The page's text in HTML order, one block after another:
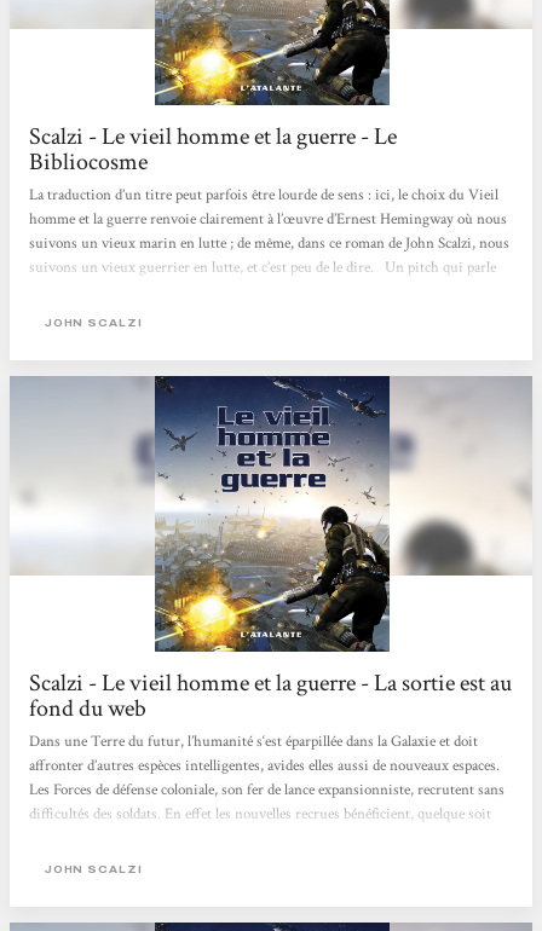
Scalzi - Le vieil homme et la guerre - Le
Bibliocosme
La traduction d’un titre peut parfois être lourde de sens : ici, le choix du Vieil
homme et la guerre renvoie clairement à l’œuvre d’Ernest Hemingway où nous
suivons un vieux marin en lutte ; de même, dans ce roman de John Scalzi, nous
suivons un vieux guerrier en lutte, et c’est peu de le dire. Un pitch qui parle
allé sur la tombe de ma femme. Puis je me suis engagé. » Il faut dire que
vieillissante de la Terre en s’engageant...
JOHN SCALZI
Scalzi - Le vieil homme et la guerre - La sortie est au
fond du web
Dans une Terre du futur, l’humanité s‘est éparpillée dans la Galaxie et doit
affronter d’autres espèces intelligentes, avides elles aussi de nouveaux espaces.
Les Forces de défense coloniale, son fer de lance expansionniste, recrutent sans
difficultés des soldats. En effet les nouvelles recrues bénéficient, quelque soit
jouvence a un prix : une mort au combat quasi-certaine. Ils sont pourtant des
âgé de 75 ans décide...
JOHN SCALZI